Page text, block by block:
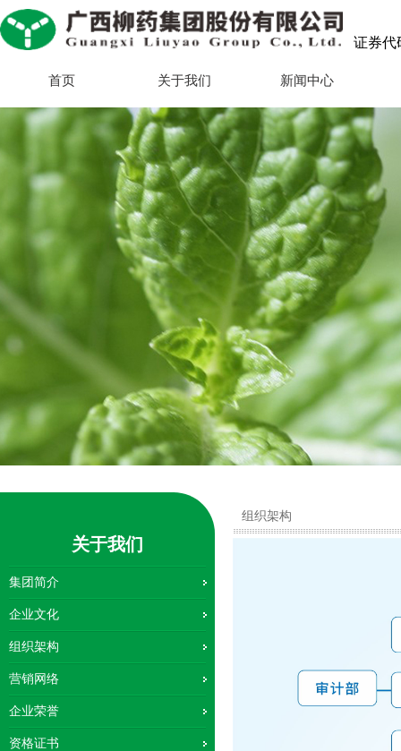
证券代
首页 关于我们 新闻中心
关于我们
集团简介
企业文化
组织架构
营销网络
企业荣誉
资格证书
组织架构